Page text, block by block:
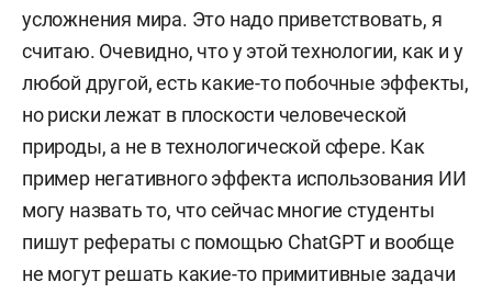
усложнения мира. Это надо приветствовать, я
считаю. Очевидно, что у этой технологии, как и у
любой другой, есть какие-то побочные эффекты,
но риски лежат в плоскости человеческой
природы, а не в технологической сфере. Как
пример негативного эффекта использования ИИ
могу назвать то, что сейчас многие студенты
пишут рефераты с помощью ChatGPT и вообще
не могут решать какие-то примитивные задачи